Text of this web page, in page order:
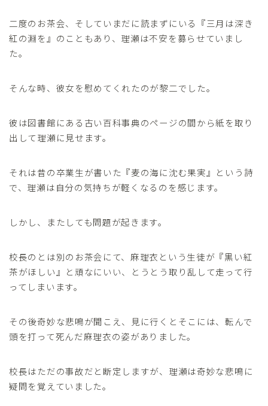
二度のお茶会、そしていまだに読まずにいる『三月は深き
紅の淵を』のこともあり、理瀬は不安を募らせていまし
た。
そんな時、彼女を慰めてくれたのが黎二でした。
彼は図書館にある古い百科事典のページの間から紙を取り
出して理瀬に見せます。
それは昔の卒業生が書いた『麦の海に沈む果実』という詩
で、理瀬は自分の気持ちが軽くなるのを感じます。
しかし、またしても問題が起きます。
校長のとは別のお茶会にて、麻理衣という生徒が『黒い紅
茶がほしい』と頑なにいい、とうとう取り乱して走って行
ってしまいます。
その後奇妙な悲鳴が聞こえ、見に行くとそこには、転んで
頭を打って死んだ麻理衣の姿がありました。
校長はただの事故だと断定しますが、理瀬は奇妙な悲鳴に
疑問を覚えていました。